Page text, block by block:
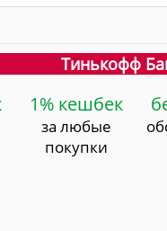
Тинькофф
1% кешбек
за любые
покупки